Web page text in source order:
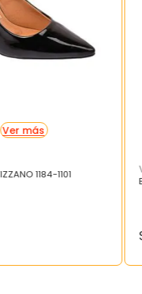
1184-1101